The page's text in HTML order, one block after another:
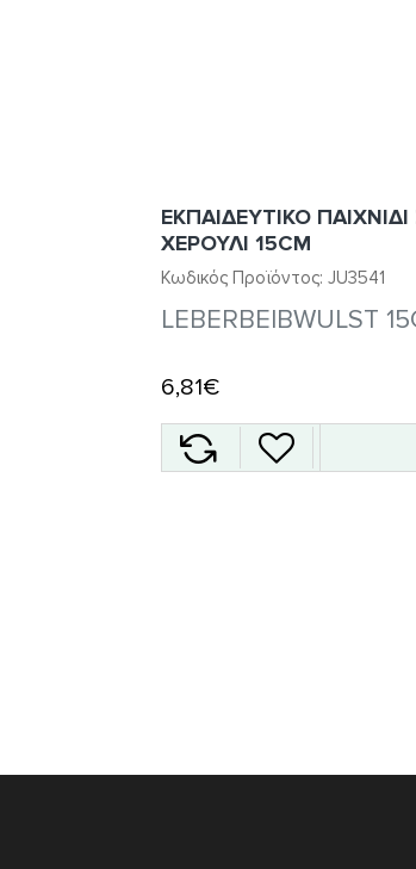
Κωδικός Προϊόντος: JU3541
ΕΚΠΑΙΔΕΥΤΙΚΟ
ΧΕΡΟΥΛΙ 15CM
LEBERBEIBWULST
6,81€